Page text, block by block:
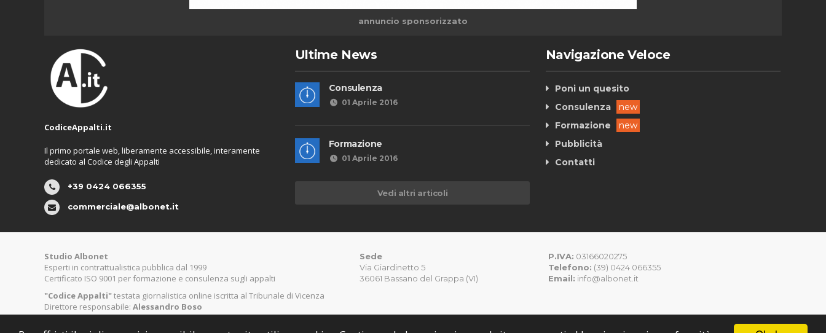
annuncio sponsorizzato
CodiceAppalti.it
Il primo portale web, liberamente accessibile, interamente
dedicato al Codice degli Appalti
+39 0424 066355
commerciale@albonet.it
Ultime News
Consulenza
01 Aprile 2016
Formazione
01 Aprile 2016
Vedi altri articoli
Navigazione Veloce
Poni un quesito
Consulenza
new
Formazione
new
Pubblicità
Contatti
Studio Albonet
Esperti in contrattualistica pubblica dal 1999
Certificato ISO 9001 per formazione e consulenza sugli appalti
"Codice Appalti"testata giornalistica online iscritta al Tribunale di Vicenza
Direttore responsabile: Alessandro Boso
Sede
Via Giardinetto 5
36061 Bassano del Grappa (VI)
P.IVA: 03166020275
Telefono: (39) 0424 066355
Email: info@albonet.it